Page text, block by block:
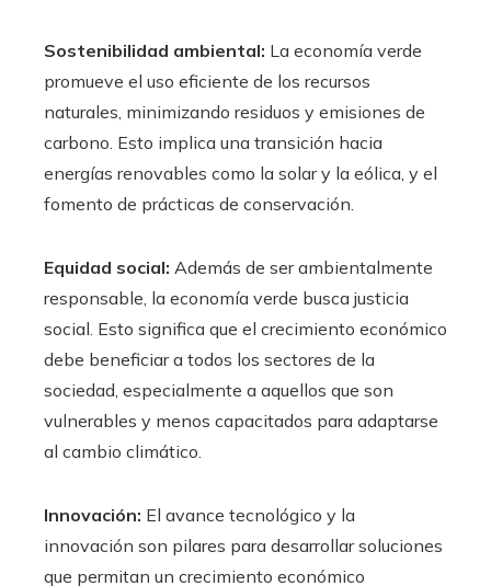
Sostenibilidad ambiental: La economía verde
promueve el uso eficiente de los recursos
naturales, minimizando residuos y emisiones de
carbono. Esto implica una transición hacia
energías renovables como la solar y la eólica, y el
fomento de prácticas de conservación.
Equidad social: Además de ser ambientalmente
responsable, la economía verde busca justicia
social. Esto significa que el crecimiento económico
debe beneficiar a todos los sectores de la
sociedad, especialmente a aquellos que son
vulnerables y menos capacitados para adaptarse
al cambio climático.
Innovación: El avance tecnológico y la
innovación son pilares para desarrollar soluciones
que permitan un crecimiento económico